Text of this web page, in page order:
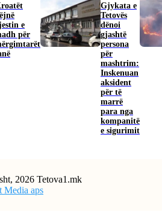
e
për
Gjykata e
Tetovës
dënoi
gjashtë
persona
për
mashtrim:
Inskenuan
aksident
për të
marrë
para nga
kompanitë
e sigurimit
2026 Tetova1.mk
Media aps